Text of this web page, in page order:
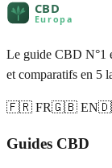
Le guide CBD N°1
et comparatifs en 5
🇫🇷 FR🇬🇧 EN
Guides CBD